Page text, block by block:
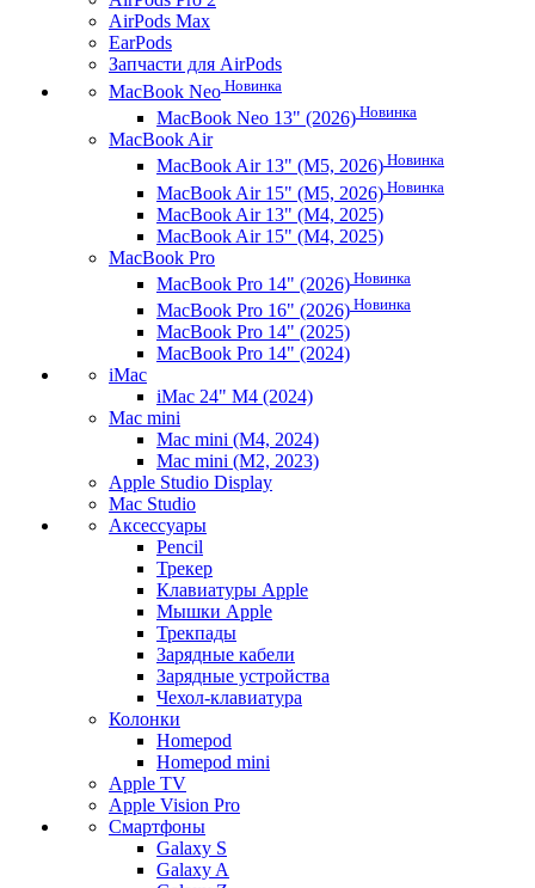
AirPods Max
EarPods
Запчасти для AirPods
MacBook Neo Новинка
MacBook Neo 13" (2026) Новинка
MacBook Air
MacBook Air 13" (M5, 2026) Новинка
MacBook Air 15" (M5, 2026) Новинка
MacBook Air 13" (M4, 2025)
MacBook Air 15" (M4, 2025)
MacBook Pro
MacBook Pro 14" (2026) Новинка
MacBook Pro 16" (2026) Новинка
MacBook Pro 14" (2025)
MacBook Pro 14" (2024)
iMac
iMac 24" M4 (2024)
Mac mini
Mac mini (M4, 2024)
Mac mini (M2, 2023)
Apple Studio Display
Mac Studio
Аксессуары
Pencil
Трекер
Клавиатуры Apple
Мышки Apple
Трекпады
Зарядные кабели
Зарядные устройства
Чехол-клавиатура
Колонки
Homepod
Homepod mini
Apple TV
Apple Vision Pro
Смартфоны
Galaxy S
Galaxy A